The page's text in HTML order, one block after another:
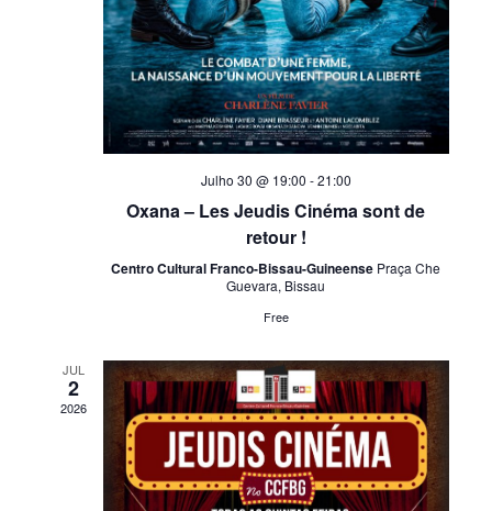
Julho 30 @ 19:00 -21:00
Oxana – Les Jeudis Cinéma sont de
retour !
Centro Cultural Franco-Bissau-Guineense Praça Che
Guevara, Bissau
Free
JUL
2
2026